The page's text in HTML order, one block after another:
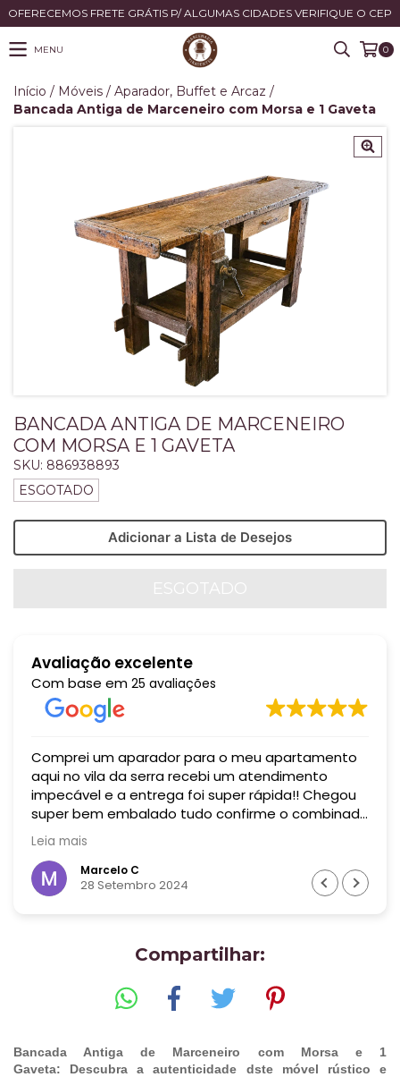
OFERECEMOS FRETE GRÁTIS P/ ALGUMAS CIDADES VERIFIQUE O CEP
MENU 0
Início / Móveis / Aparador, Buffet e Arcaz /
Bancada Antiga de Marceneiro com Morsa e 1 Gaveta
BANCADA ANTIGA DE MARCENEIRO
COM MORSA E 1 GAVETA
SKU: 886938893
ESGOTADO
Adicionar a Lista de Desejos
Avaliação excelente
Com base em 25 avaliações
Comprei um aparador para o meu apartamento
aqui no vila da serra recebi um atendimento
impecável e a entrega foi super rápida!! Chegou
super bem embalado tudo confirme o combinado
! Era uma peça bem grande! Recomendo muito
essa empresa! Valeu cada centavo !
Leia mais
Marcelo C
28 Setembro 2024
Compartilhar:
Bancada Antiga de Marceneiro com Morsa e 1
Gaveta: Descubra a autenticidade dste móvel rústico e